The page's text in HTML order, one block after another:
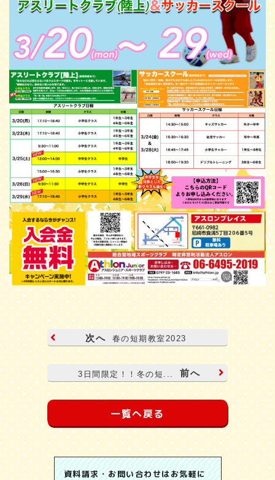
次へ 春の短期教室2023
3日間限定！！冬の短... 前へ
一覧へ戻る
資料請求・お問い合わせはお気軽に